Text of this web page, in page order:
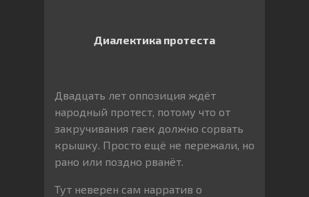
Диалектика протеста
Двадцать лет оппозиция ждёт
народный протест, потому что от
закручивания гаек должно сорвать
крышку. Просто ещё не пережали, но
рано или поздно рванёт.
Тут неверен сам нарратив о